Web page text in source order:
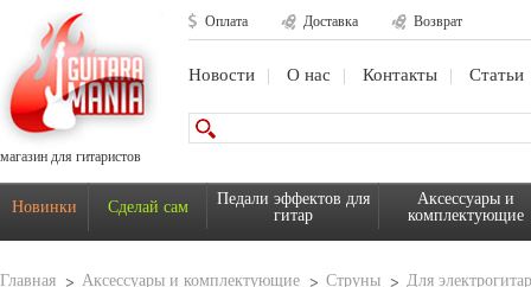
магазин для гитаристов
Оплата Доставка Возврат
Новости О нас Контакты Статьи
Новинки Сделай сам
Педали эффектов для
гитар
Аксессуары и
комплектующие
Главная Аксессуары и комплектующие Струны Для электрогитар